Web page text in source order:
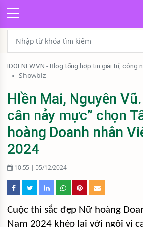
IDOLNEW.VN - Blog tổng hợp tin giải trí, công
» Showbiz
HIền Mai, Nguyên
cân nảy mực” chọn
hoàng Doanh nhân
2024
10:55 | 05/12/2024
Cuộc thi sắc đẹp Nữ hoàng
Nam 2024 khép lại với ngôi vị